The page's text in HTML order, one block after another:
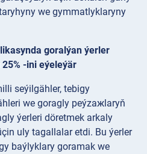
we gymmatlyklaryny
goralýan ýerler
-ini eýeleýär
seýilgähler, tebigy
we goragly peýzaжlaryň
ýerleri döretmek arkaly
uly tagallalar etdi. Bu ýerler
baýlyklary goramak we